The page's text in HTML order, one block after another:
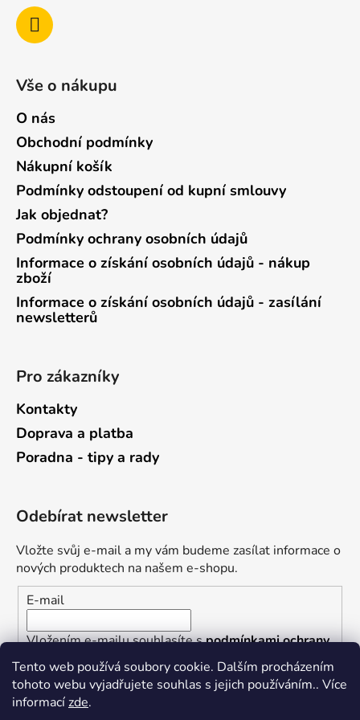
Tento web používá soubory cookie. Dalším procházením
tohoto webu vyjadřujete souhlas s jejich používáním.. Více
informacízde.
Vše o nákupu
O nás
Obchodní podmínky
Nákupní košík
Podmínky odstoupení od kupní smlouvy
Jak objednat?
Podmínky ochrany osobních údajů
Informace o získání osobních údajů - nákup
zboží
Informace o získání osobních údajů - zasílání
newsletterů
Pro zákazníky
Kontakty
Doprava a platba
Poradna - tipy a rady
Odebírat newsletter
Vložte svůj e-mail a my vám budeme zasílat informace o
nových produktech na našem e-shopu.
E-mail
Vložením e-mailu souhlasíte spodmínkami ochrany
osobních údajů
PŘIHLÁSIT SE